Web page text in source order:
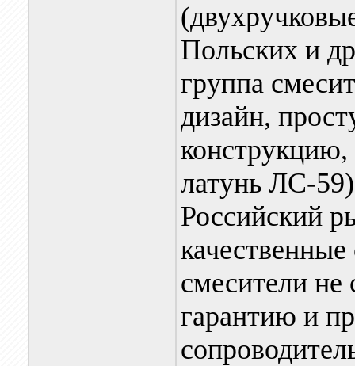
Польских и
группа
дизайн,
конструкцию,
латунь ЛС-
Российский
смесители не
гарантию и